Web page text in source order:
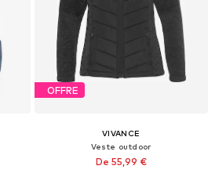
OFFRE
VIVANCE
Veste outdoor
De 55,99 €